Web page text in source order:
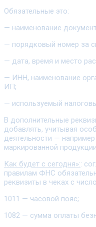
Обязательные это:
— наименование
— порядковый номер за
— дата, время и место
— ИНН, наименование
ИП;
— используемый
В дополнительные
добавлять, учитывая
деятельности —
маркированной
Как будет с сегодня»::
правилам ФНС
реквизиты в чеках с
1011 — часовой пояс;
1082 — сумма оплаты